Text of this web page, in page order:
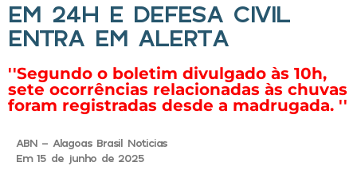
EM 24H E DEFESA CIVIL
ENTRA EM ALERTA
''Segundo o boletim divulgado às 10h,
sete ocorrências relacionadas às chuvas
foram registradas desde a madrugada. ''
ABN - Alagoas Brasil Noticias
Em 15 de junho de 2025